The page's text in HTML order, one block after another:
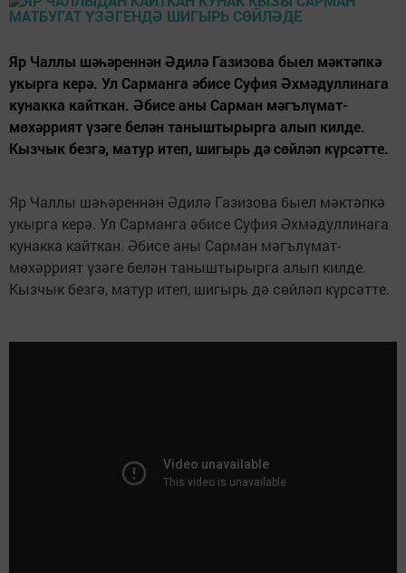
Яр Чаллы шәһәреннән Әдилә Газизова быел мәктәпкә
укырга керә. Ул Сарманга әбисе Суфия Әхмәдуллинага
кунакка кайткан. Әбисе аны Сарман мәгълүмат-
мөхәррият үзәге белән таныштырырга алып килде.
Кызчык безгә, матур итеп, шигырь дә сөйләп күрсәтте.
Яр Чаллы шәһәреннән Әдилә Газизова быел мәктәпкә
укырга керә. Ул Сарманга әбисе Суфия Әхмәдуллинага
кунакка кайткан. Әбисе аны Сарман мәгълүмат-
мөхәррият үзәге белән таныштырырга алып килде.
Кызчык безгә, матур итеп, шигырь дә сөйләп күрсәтте.